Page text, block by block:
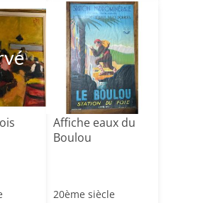
Affiche eaux du
Boulou
20ème siècle